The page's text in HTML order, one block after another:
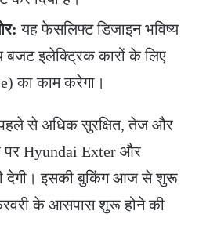
यह फेसलिफ्ट डिजाइन भविष्य
बजट इलेक्ट्रिक कारों के लिए
का काम करेगा।
से अधिक सुरक्षित, तेज और
Hyundai Exter और
देगी। इसकी बुकिंग आज से शुरू
के आसपास शुरू होने की